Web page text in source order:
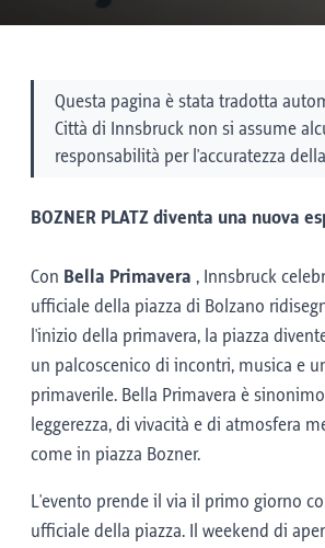
Questa pagina è stata tradotta
Città di Innsbruck non si assume
responsabilità per l'accuratezza
BOZNER PLATZ diventa una nuova
Con Bella Primavera , Innsbruck
ufficiale della piazza di Bolzano
l'inizio della primavera, la piazza
un palcoscenico di incontri, musica e
primaverile. Bella Primavera è
leggerezza, di vivacità e di atmosfera
come in piazza Bozner.
L'evento prende il via il primo giorno
ufficiale della piazza. Il weekend di